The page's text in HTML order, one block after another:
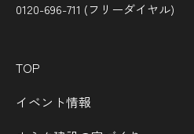
0120-696-711 (フリーダイヤル)
TOP
イベント情報